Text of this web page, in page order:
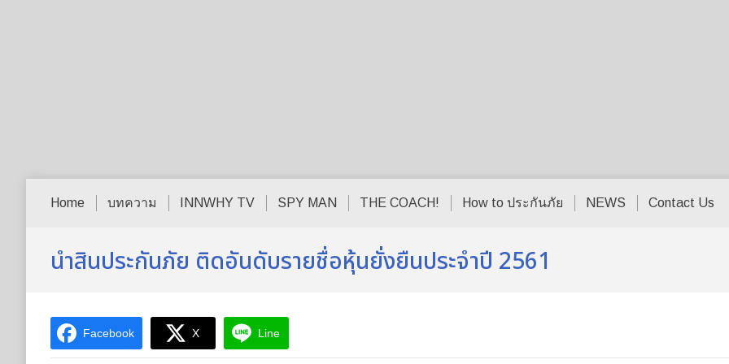
Home บทความ INNWHY TV SPY MAN THE COACH! How to ประกันภัย NEWS Contact Us
นำสินประกันภัย ติดอันดับรายชื่อหุ้นยั่งยืนประจำปี 2561
Facebook X Line